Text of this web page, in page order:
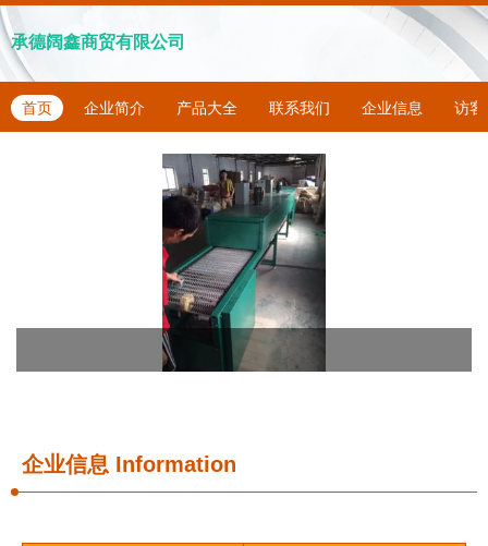
承德阔鑫商贸有限公司
首页 企业简介 产品大全 联系我们 企业信息 访客
企业信息 Information